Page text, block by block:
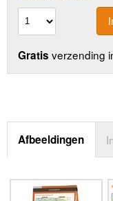
Gratis verzending
Afbeeldingen